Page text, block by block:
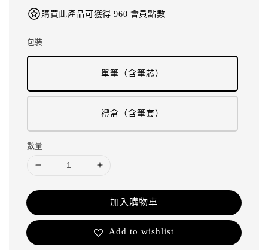
購買此產品可獲得 960 會員點數
包裝
單筆（含筆芯）
禮盒（含筆套）
數量
加入購物車
Add to wishlist